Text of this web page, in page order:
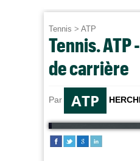
Tennis > ATP
Tennis.
de carrière
Par Alexandre
ATP